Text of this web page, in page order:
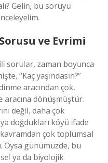
Gelin, bu soruyu
Sorusu ve Evrimi
sorular, zaman boyunca
“Kaç yaşındasın?”
aracından çok,
dönüşmüştür.
değil, daha çok
doğdukları köyü ifade
çok toplumsal
Oysa günümüzde, bu
ya da biyolojik